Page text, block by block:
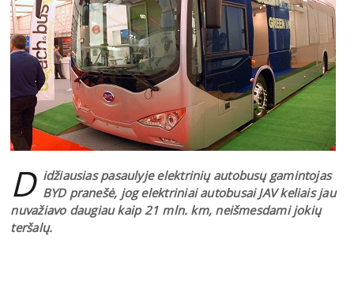
D idžiausias pasaulyje elektrinių autobusų gamintojas
BYD pranešė, jog elektriniai autobusai JAV keliais jau
nuvažiavo daugiau kaip 21 mln. km, neišmesdami jokių
teršalų.